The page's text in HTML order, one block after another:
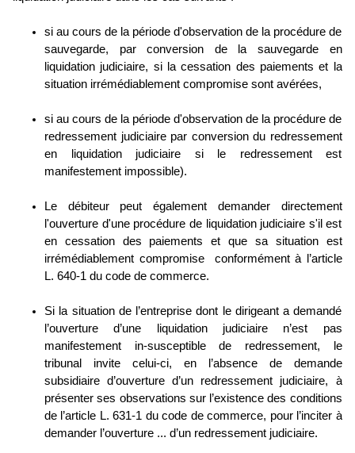
si au cours de la période d'observation de la procédure de
sauvegarde, par conversion de la sauvegarde en
liquidation judiciaire, si la cessation des paiements et la
situation irrémédiablement compromise sont avérées,
si au cours de la période d'observation de la procédure de
redressement judiciaire par conversion du redressement
en liquidation judiciaire si le redressement est
manifestement impossible).
Le débiteur peut également demander directement
l'ouverture d'une procédure de liquidation judiciaire s'il est
en cessation des paiements et que sa situation est
irrémédiablement compromise conformément à l’article
L. 640-1 du code de commerce.
Si la situation de l’entreprise dont le dirigeant a demandé
l’ouverture d’une liquidation judiciaire n’est pas
manifestement in-susceptible de redressement, le
tribunal invite celui-ci, en l’absence de demande
subsidiaire d’ouverture d’un redressement judiciaire, à
présenter ses observations sur l’existence des conditions
de l’article L. 631-1 du code de commerce, pour l’inciter à
demander l’ouverture ... d’un redressement judiciaire.